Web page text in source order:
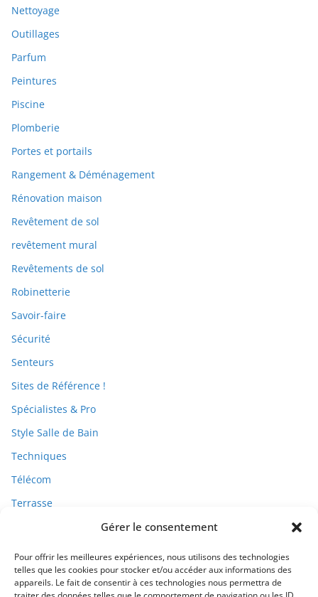
Gérer le consentement
Pour offrir les meilleures expériences, nous utilisons des technologies
telles que les cookies pour stocker et/ou accéder aux informations des
appareils. Le fait de consentir à ces technologies nous permettra de
Nettoyage
Outillages
Parfum
Peintures
Piscine
Plomberie
Portes et portails
Rangement & Déménagement
Rénovation maison
Revêtement de sol
revêtement mural
Revêtements de sol
Robinetterie
Savoir-faire
Sécurité
Senteurs
Sites de Référence !
Spécialistes & Pro
Style Salle de Bain
Techniques
Télécom
Terrasse